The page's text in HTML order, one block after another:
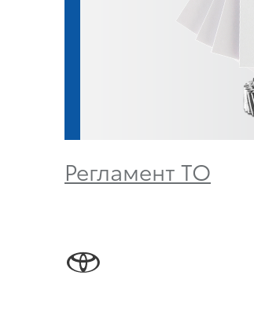
Регламент ТО